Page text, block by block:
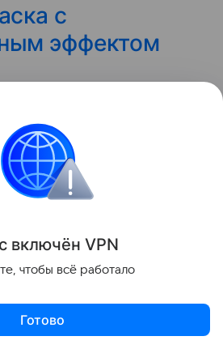
с
эффектом
— тканевая маска.
, чайное дерево или
включён VPN
чтобы всё работало
Готово